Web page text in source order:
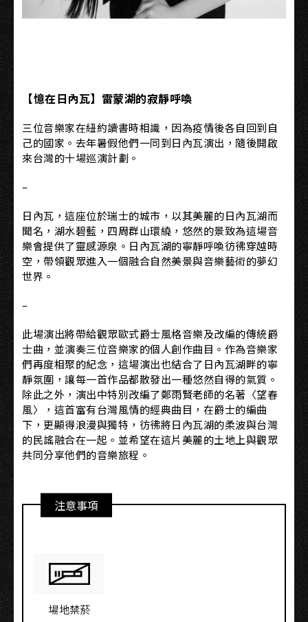
【憶在日內瓦】雷蒙湖的寂靜呼喚
三位音樂家在紐約讀書時相識，因為疫情後各自回到自
己的國家。去年暑假他們一同到日內瓦演出，隨後開啟
來台灣的十場巡演計劃。
–
日內瓦，這座位於瑞士的城市，以其美麗的日內瓦湖而
聞名，湖水碧藍，四周群山環繞，悠然的景致為這場音
樂會提供了靈感源泉。日內瓦湖的寧靜呼喚彷彿穿越時
空，帶領觀眾進入一個融合自然美景與音樂藝術的夢幻
世界。
–
此場演出將帶給觀眾歐式爵士風格音樂及改編的傳統爵
士曲，並演奏三位音樂家的個人創作曲目。作為音樂家
們再度相聚的紀念，這場演出也結合了日內瓦湖畔的寧
靜氛圍，讓每一首作品都散發出一種悠然自得的氣質。
除此之外，演出中特別改編了鄭雨賢老師的名著〈望春
風〉，這首富有台灣風情的經典曲目，在爵士的編曲
下，更顯得浪漫與獨特，彷彿將日內瓦湖的柔波與台灣
的民謠融合在一起。並希望在這片美麗的土地上與觀眾
共同分享他們的音樂旅程。
注意事項
場地禁菸